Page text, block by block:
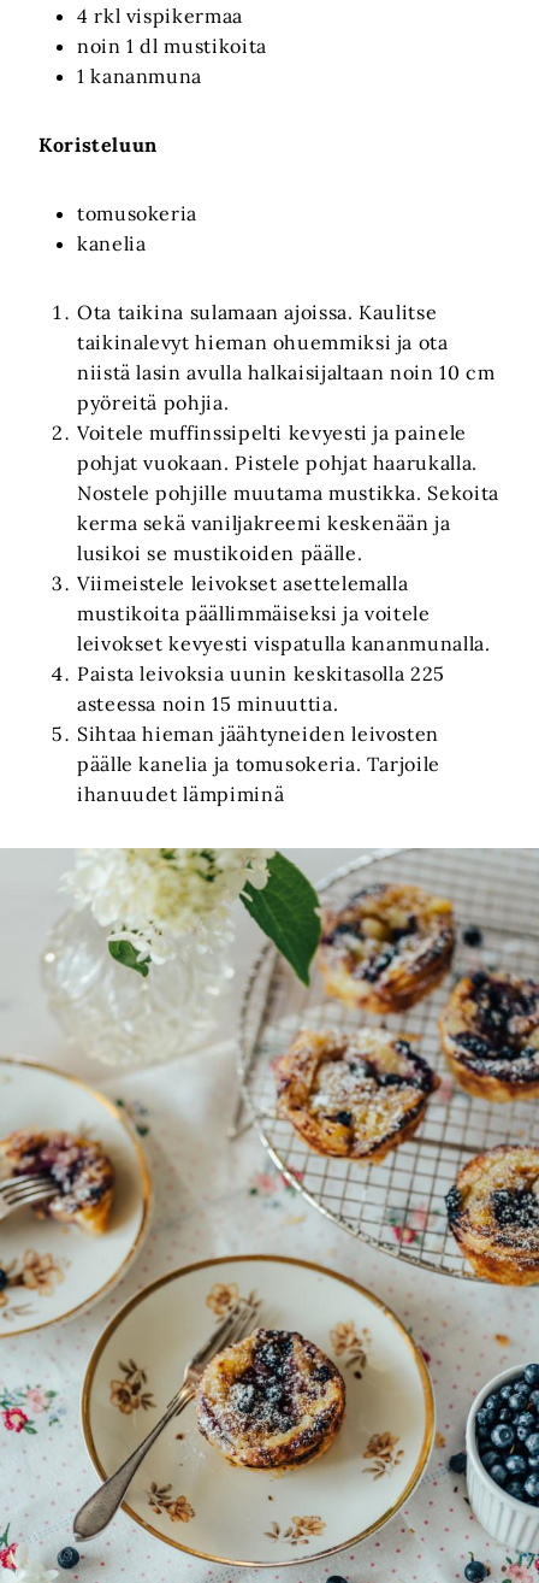
4 rkl vispikermaa
noin 1 dl mustikoita
1 kananmuna
Koristeluun
tomusokeria
kanelia
Ota taikina sulamaan ajoissa. Kaulitse
taikinalevyt hieman ohuemmiksi ja ota
niistä lasin avulla halkaisijaltaan noin 10 cm
pyöreitä pohjia.
Voitele muffinssipelti kevyesti ja painele
pohjat vuokaan. Pistele pohjat haarukalla.
Nostele pohjille muutama mustikka. Sekoita
kerma sekä vaniljakreemi keskenään ja
lusikoi se mustikoiden päälle.
Viimeistele leivokset asettelemalla
mustikoita päällimmäiseksi ja voitele
leivokset kevyesti vispatulla kananmunalla.
Paista leivoksia uunin keskitasolla 225
asteessa noin 15 minuuttia.
Sihtaa hieman jäähtyneiden leivosten
päälle kanelia ja tomusokeria. Tarjoile
ihanuudet lämpiminä